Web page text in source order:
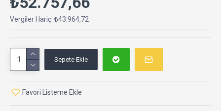
Vergiler Hariç: ₺43.964,72
Sepete Ekle
Favori Listeme Ekle